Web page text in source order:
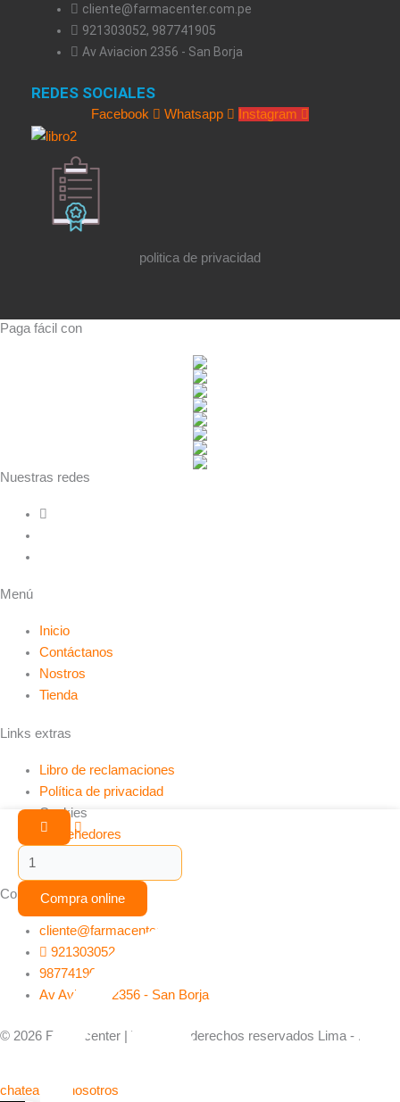
cliente@farmacenter.com.pe
921303052, 987741905
Av Aviacion 2356 - San Borja
REDES SOCIALES
Facebook Whatsapp Instagram
politica de privacidad
Paga fácil con
Nuestras redes
Menú
Inicio
Contáctanos
Nostros
Tienda
Links extras
Libro de reclamaciones
Política de privacidad
Cookies
Provehedores
Contáctanos
cliente@farmacenter.com.pe
921303052
987741905
Av Aviacion 2356 - San Borja
© 2026 Farmacenter | Todos los derechos reservados Lima - Peru
chatea con nosotros
Olmeheart
40mg
(Olmesartan)
Tab
Caja
x30und
(Envío
48H)
Compra online